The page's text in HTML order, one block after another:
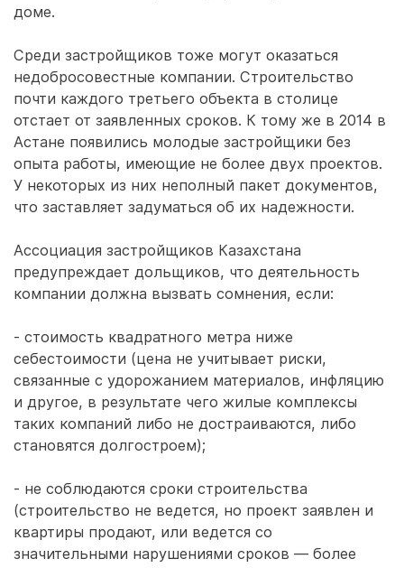
доме.
Среди застройщиков тоже могут оказаться
недобросовестные компании. Строительство
почти каждого третьего объекта в столице
отстает от заявленных сроков. К тому же в 2014 в
Астане появились молодые застройщики без
опыта работы, имеющие не более двух проектов.
У некоторых из них неполный пакет документов,
что заставляет задуматься об их надежности.
Ассоциация застройщиков Казахстана
предупреждает дольщиков, что деятельность
компании должна вызвать сомнения, если:
- стоимость квадратного метра ниже
себестоимости (цена не учитывает риски,
связанные с удорожанием материалов, инфляцию
и другое, в результате чего жилые комплексы
таких компаний либо не достраиваются, либо
становятся долгостроем);
- не соблюдаются сроки строительства
(строительство не ведется, но проект заявлен и
квартиры продают, или ведется со
значительными нарушениями сроков — более